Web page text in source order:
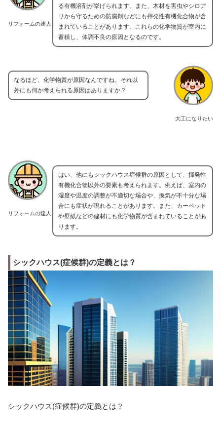
リフォームの達人
る有機溶剤が挙げられます。また、木材を害虫やシロア
リから守るための防腐剤などにも揮発性有機化合物が含
まれていることがあります。これらの化学物質が室内に
蓄積し、体調不良の原因となるのです。
大工になりたい
なるほど、化学物質が原因なんですね。それ以
外にも何か考えられる原因はありますか？
リフォームの達人
はい、他にもシックハウス症候群の原因として、揮発性
有機化合物以外の要素も考えられます。例えば、室内の
湿度や温度の調整が不適切な場合や、換気が不十分な場
合にも症状が現れることがあります。また、カーペット
や壁紙などの建材にも化学物質が含まれていることがあ
ります。
シックハウス(症候群)の定義とは？
シックハウス(症候群)の定義とは？